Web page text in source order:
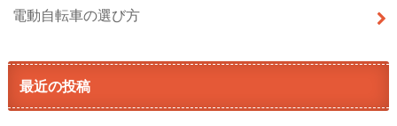
電動自転車の選び方
最近の投稿